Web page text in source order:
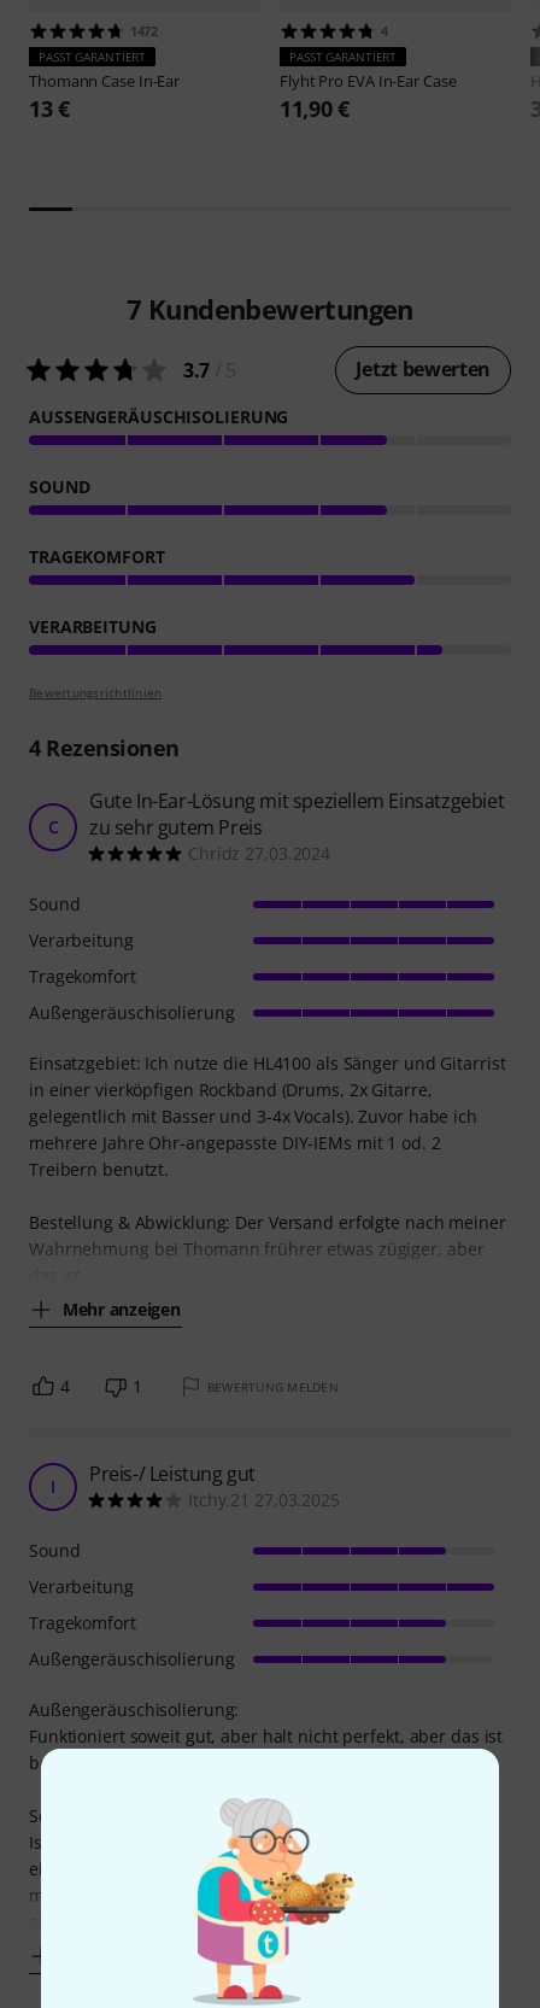
1472
PASST GARANTIERT
Thomann Case In-Ear
13 €
4
PASST GARANTIERT
Flyht Pro EVA In-Ear Case
11,90 €
7 Kundenbewertungen
3.7 Jetzt bewerten
AUSSENGERÄUSCHISOLIERUNG
SOUND
TRAGEKOMFORT
VERARBEITUNG
Bewertungsrichtlinien
4Rezensionen
C
Gute In-Ear-Lösung mit speziellem Einsatzgebiet
zu sehr gutem Preis
Chridz 27.03.2024
Einsatzgebiet: Ich nutze die HL4100 als Sänger und Gitarrist
in einer vierköpfigen Rockband (Drums, 2x Gitarre,
gelegentlich mit Basser und 3-4x Vocals). Zuvor habe ich
mehrere Jahre Ohr-angepasste DIY-IEMs mit 1 od. 2
Treibern benutzt.
Bestellung & Abwicklung: Der Versand erfolgte nach meiner
Wahrnehmung bei Thomann frührer etwas zügiger, aber
Mehr anzeigen
Sound
Verarbeitung
Tragekomfort
Außengeräuschisolierung
4 1 BEWERTUNG MELDEN
I Preis-/ Leistung gut
Itchy.21 27.03.2025
Außengeräuschisolierung:
Funktioniert soweit gut, aber halt nicht perfekt, aber das ist
bei dem Preis wahrscheinlich auch nicht wirklich drin.
Sound:
Ist auch soweit gut und wenn keine Geräusche von außen
einwirken noch besser, aber bin halt noch bissl den von
meinen Overear gewohnt und der war besser. (Kann man
auch 4,5 Sterne machen, falls das
Sound
Verarbeitung
Tragekomfort
Außengeräuschisolierung